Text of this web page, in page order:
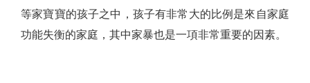
等家寶寶的孩子之中，孩子有非常大的比例是來自家庭
功能失衡的家庭，其中家暴也是一項非常重要的因素。